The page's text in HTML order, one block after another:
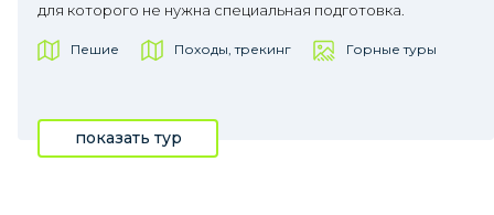
для которого не нужна специальная подготовка.
Пешие Походы, трекинг Горные туры
показать тур